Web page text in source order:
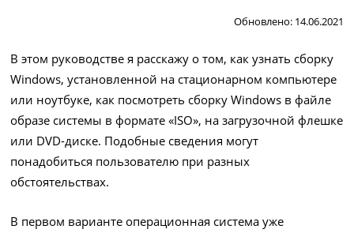
Обновлено: 14.06.2021
В этом руководстве я расскажу о том, как узнать сборку
Windows, установленной на стационарном компьютере
или ноутбуке, как посмотреть сборку Windows в файле
образе системы в формате «ISO», на загрузочной флешке
или DVD-диске. Подобные сведения могут
понадобиться пользователю при разных
обстоятельствах.
В первом варианте операционная система уже